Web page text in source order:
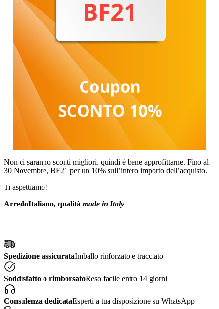
Non ci saranno sconti migliori, quindi è bene approfittarne. Fino al
30 Novembre, BF21 per un 10% sull’intero importo dell’acquisto.
Ti aspettiamo!
ArredoItaliano, qualità made in Italy.
Spedizione assicurataImballo rinforzato e tracciato
Soddisfatto o rimborsatoReso facile entro 14 giorni
Consulenza dedicataEsperti a tua disposizione su WhatsApp